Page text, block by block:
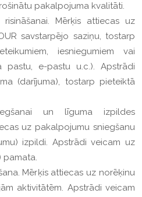
pakalpojuma kvalitāti.
risināšanai. Mērķis attiecas uz
savstarpējo saziņu, tostarp
iesniegumiem vai
pastu, e-pastu u.c.). Apstrādi
(darījuma), tostarp pieteiktā
un līguma izpildes
uz pakalpojumu sniegšanu
izpildi. Apstrādi veicam uz
pamata.
Mērķis attiecas uz norēķinu
aktivitātēm. Apstrādi veicam